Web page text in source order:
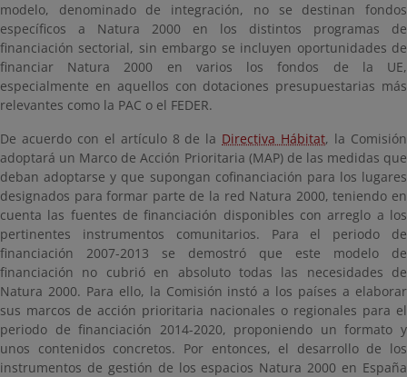
modelo, denominado de integración, no se destinan fondos
específicos a Natura 2000 en los distintos programas de
financiación sectorial, sin embargo se incluyen oportunidades de
financiar Natura 2000 en varios los fondos de la UE,
especialmente en aquellos con dotaciones presupuestarias más
relevantes como la PAC o el FEDER.
De acuerdo con el artículo 8 de la Directiva Hábitat, la Comisión
adoptará un Marco de Acción Prioritaria (MAP) de las medidas que
deban adoptarse y que supongan cofinanciación para los lugares
designados para formar parte de la red Natura 2000, teniendo en
cuenta las fuentes de financiación disponibles con arreglo a los
pertinentes instrumentos comunitarios. Para el periodo de
financiación 2007-2013 se demostró que este modelo de
financiación no cubrió en absoluto todas las necesidades de
Natura 2000. Para ello, la Comisión instó a los países a elaborar
sus marcos de acción prioritaria nacionales o regionales para el
periodo de financiación 2014-2020, proponiendo un formato y
unos contenidos concretos. Por entonces, el desarrollo de los
instrumentos de gestión de los espacios Natura 2000 en España